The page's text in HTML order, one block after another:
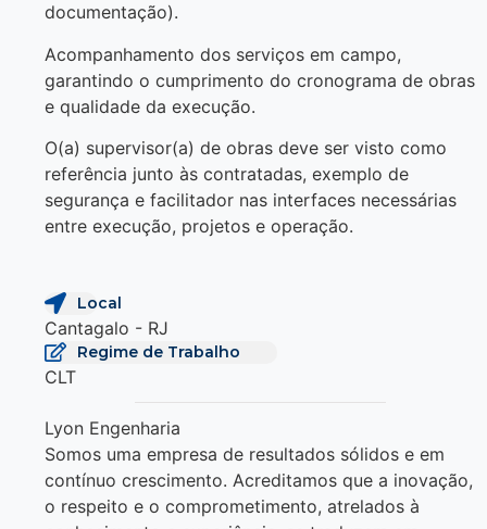
documentação).
Acompanhamento dos serviços em campo,
garantindo o cumprimento do cronograma de obras
e qualidade da execução.
O(a) supervisor(a) de obras deve ser visto como
referência junto às contratadas, exemplo de
segurança e facilitador nas interfaces necessárias
entre execução, projetos e operação.
Local
Cantagalo - RJ
Regime de Trabalho
CLT
Lyon Engenharia
Somos uma empresa de resultados sólidos e em
contínuo crescimento. Acreditamos que a inovação,
o respeito e o comprometimento, atrelados à